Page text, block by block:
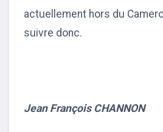
actuellement hors du
suivre donc.
Jean François CHANNON